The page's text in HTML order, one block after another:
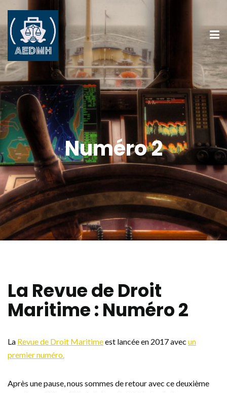
Numéro 2
La Revue de Droit
Maritime : Numéro 2
La Revue de Droit Maritimeest lancée en 2017 avec un
premier numéro.
Après une pause, nous sommes de retour avec ce deuxième